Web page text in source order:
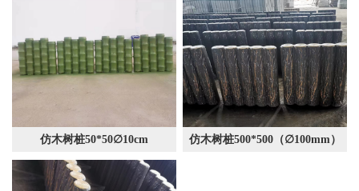
仿木树桩50*50∅10cm 仿木树桩500*500（∅100mm）